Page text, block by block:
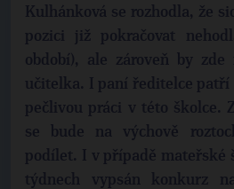
Kulhánková se rozhodla, že
pozici již pokračovat
období), ale zároveň by zde
učitelka. I paní ředitelce patří
pečlivou práci v této školce.
se bude na výchově
podílet. I v případě mateřské
týdnech vypsán konkurz